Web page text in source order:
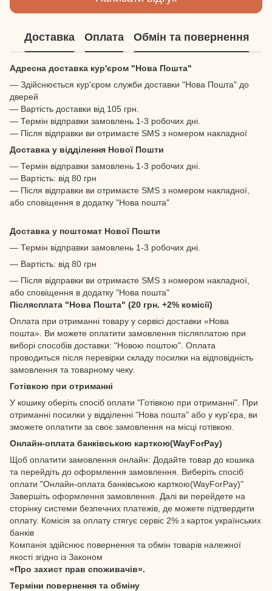
Доставка Оплата Обмін та повернення
Адресна доставка кур'єром "Нова Пошта"
— Здійснюється кур'єром служби доставки "Нова Пошта" до
дверей
— Вартість доставки від 105 грн.
— Термін відправки замовлень 1-3 робочих дні.
— Після відправки ви отримаєте SMS з номером накладної
Доставка у відділення Нової Пошти
— Термін відправки замовлень 1-3 робочих дні.
— Вартість: від 80 грн
— Після відправки ви отримаєте SMS з номером накладної,
або сповіщення в додатку "Нова пошта"
Доставка у поштомат Нової Пошти
— Термін відправки замовлень 1-3 робочих дні.
— Вартість: від 80 грн
— Після відправки ви отримаєте SMS з номером накладної,
або сповіщення в додатку "Нова пошта"
Післясплата "Нова Пошта" (20 грн. +2% комісії)
Оплата при отриманні товару у сервісі доставки «Нова
пошта». Ви можете оплатити замовлення післяплатою при
виборі способів доставки: "Новою поштою". Оплата
проводиться після перевірки складу посилки на відповідність
замовлення та товарному чеку.
Готівкою при отриманні
У кошику оберіть спосіб оплати "Готівкою при отриманні". При
отриманні посилки у відділенні "Нова пошта" або у кур'єра, ви
зможете оплатити за своє замовлення на місці готівкою.
Онлайн-оплата банківською карткою(WayForPay)
Щоб оплатити замовлення онлайн: Додайте товар до кошика
та перейдіть до оформлення замовлення. Виберіть спосіб
оплати "Онлайн-оплата банківською карткою(WayForPay)"
Завершіть оформлення замовлення. Далі ви перейдете на
сторінку системи безпечних платежів, де можете підтвердити
оплату. Комісія за оплату стягує сервіс 2% з карток українських
банків
Компанія здійснює повернення та обмін товарів належної
якості згідно із Законом
«Про захист прав споживачів».
Терміни повернення та обміну